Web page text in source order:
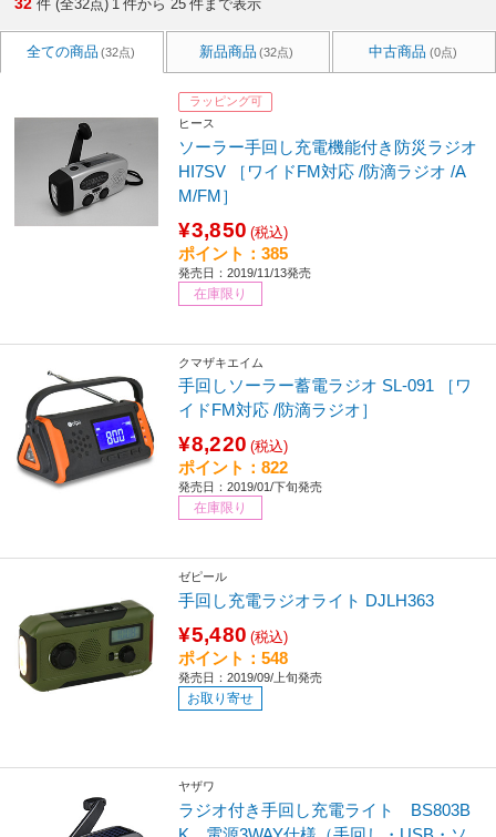
32 件 (全32点) 1 件から 25 件まで表示
全ての商品 (32点) 新品商品 (32点) 中古商品 (0点)
ラッピング可
ヒース
ソーラー手回し充電機能付き防災ラジオ
HI7SV ［ワイドFM対応 /防滴ラジオ /A
M/FM］
¥3,850 (税込)
ポイント：385
発売日：2019/11/13発売
在庫限り
クマザキエイム
手回しソーラー蓄電ラジオ SL-091 ［ワ
イドFM対応 /防滴ラジオ］
¥8,220 (税込)
ポイント：822
発売日：2019/01/下旬発売
在庫限り
ゼピール
手回し充電ラジオライト DJLH363
¥5,480 (税込)
ポイント：548
発売日：2019/09/上旬発売
お取り寄せ
ヤザワ
ラジオ付き手回し充電ライト BS803B